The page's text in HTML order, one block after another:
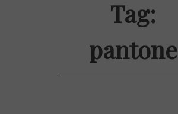
Tag:
pantone